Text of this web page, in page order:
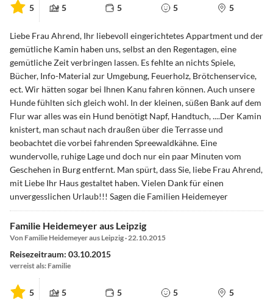
5 5 5 5 5
Liebe Frau Ahrend, Ihr liebevoll eingerichtetes Appartment und der
gemütliche Kamin haben uns, selbst an den Regentagen, eine
gemütliche Zeit verbringen lassen. Es fehlte an nichts Spiele,
Bücher, Info-Material zur Umgebung, Feuerholz, Brötchenservice,
ect. Wir hätten sogar bei Ihnen Kanu fahren können. Auch unsere
Hunde fühlten sich gleich wohl. In der kleinen, süßen Bank auf dem
Flur war alles was ein Hund benötigt Napf, Handtuch, ....Der Kamin
knistert, man schaut nach draußen über die Terrasse und
beobachtet die vorbei fahrenden Spreewaldkähne. Eine
wundervolle, ruhige Lage und doch nur ein paar Minuten vom
Geschehen in Burg entfernt. Man spürt, dass Sie, liebe Frau Ahrend,
mit Liebe Ihr Haus gestaltet haben. Vielen Dank für einen
unvergesslichen Urlaub!!! Sagen die Familien Heidemeyer
Familie Heidemeyer aus Leipzig
Von Familie Heidemeyer aus Leipzig · 22.10.2015
Reisezeitraum: 03.10.2015
verreist als: Familie
5 5 5 5 5